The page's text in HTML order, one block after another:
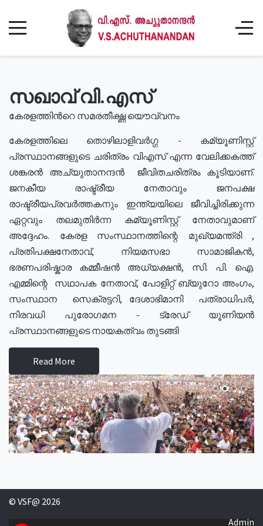
സഖാവ് വി.എസ്
കേരളത്തിൻറെ സമരതീക്ഷ്ണ യൌവ്വനം
കേരളത്തിലെ തൊഴിലാളിവർഗ്ഗ - കമ്യൂണിസ്റ്റ്
പ്രസ്ഥാനങ്ങളുടെ ചരിത്രം വിഎസ് എന്ന വേലിക്കകത്ത്
ശങ്കരൻ അച്യുതാനന്ദൻ ജീവിതചരിത്രം കൂടിയാണ്.
ജനകീയ രാഷ്ട്രീയ നേതാവും ജനപക്ഷ
രാഷ്ട്രീയപ്രവർത്തകനും ഇന്ത്യയിലെ ജീവിച്ചിരിക്കുന്ന
ഏറ്റവും തലമുതിർന്ന കമ്യൂണിസ്റ്റ് നേതാവുമാണ്
അദ്ദേഹം. കേരള സംസ്ഥാനത്തിന്റെ മുഖ്യമന്ത്രി ,
പ്രതിപക്ഷനേതാവ്, നിയമസഭാ സാമാജികൻ,
ഭരണപരിഷ്കാര കമ്മീഷൻ അധ്യക്ഷൻ, സി. പി. ഐ.
എമ്മിന്റെ സഥാപക നേതാവ്, പോളിറ്റ് ബ്യുറോ അംഗം,
സംസ്ഥാന സെക്രട്ടറി, ദേശാഭിമാനി പത്രാധിപർ,
നിരവധി പുരോഗമന - ട്രേഡ് യൂണിയൻ
പ്രസ്ഥാനങ്ങളുടെ നായകത്വം തുടങ്ങി
Read More
© VSF@ 2026
Admin